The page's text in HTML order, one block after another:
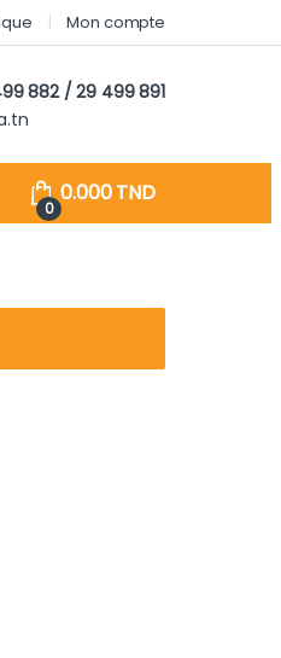
Mon compte
882 / 29 499 891
0
0.000TND